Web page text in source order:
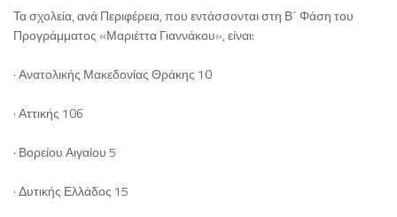
Τα σχολεία, ανά Περιφέρεια, που εντάσσονται στη Β΄ Φάση του
Προγράμματος «Μαριέττα Γιαννάκου», είναι:
· Ανατολικής Μακεδονίας Θράκης 10
· Αττικής 106
· Βορείου Αιγαίου 5
· Δυτικής Ελλάδος 15